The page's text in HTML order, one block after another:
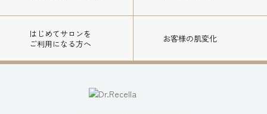
はじめてサロンを
ご利用になる方へ
お客様の肌変化